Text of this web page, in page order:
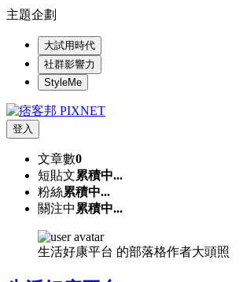
主題企劃
大試用時代
社群影響力
StyleMe
登入
文章數0
短貼文累積中...
粉絲累積中...
關注中 累積中...
生活好康平台 的部落格作者大頭照